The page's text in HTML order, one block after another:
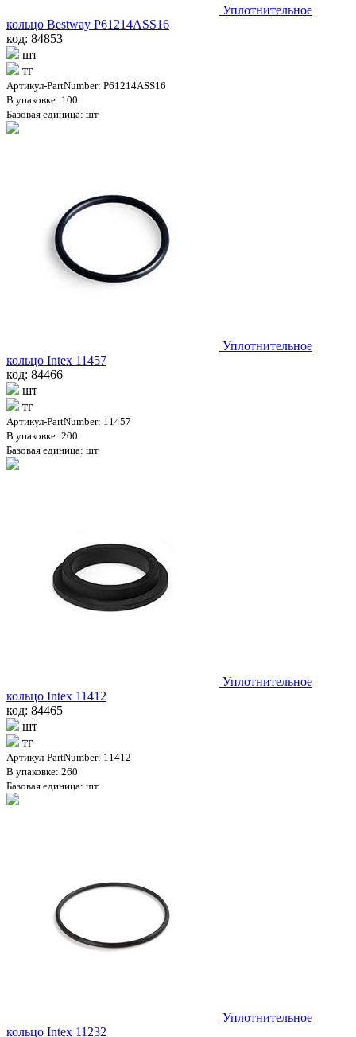
Уплотнительное
кольцо Bestway P61214ASS16
код: 84853
шт
тг
Артикул-PartNumber: P61214ASS16
В упаковке: 100
Базовая единица: шт
Уплотнительное
кольцо Intex 11457
код: 84466
шт
тг
Артикул-PartNumber: 11457
В упаковке: 200
Базовая единица: шт
Уплотнительное
кольцо Intex 11412
код: 84465
шт
тг
Артикул-PartNumber: 11412
В упаковке: 260
Базовая единица: шт
Уплотнительное
кольцо Intex 11232